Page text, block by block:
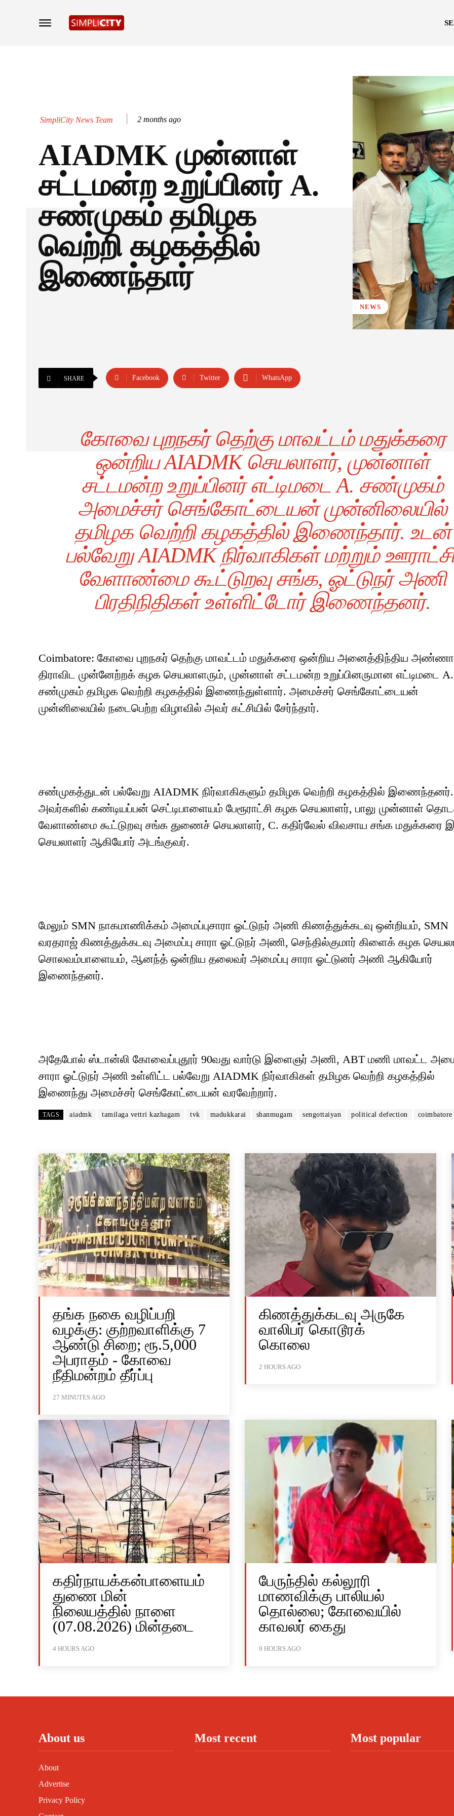
SimpliCity News Team 2 months ago
AIADMK முன்னாள்
சட்டமன்ற உறுப்பினர் A.
சண்முகம் தமிழக
வெற்றி கழகத்தில்
இணைந்தார்
NEWS
SHARE Facebook Twitter WhatsApp
கோவை புறநகர் தெற்கு மாவட்டம் மதுக்கரை
ஒன்றிய AIADMK செயலாளர், முன்னாள்
சட்டமன்ற உறுப்பினர் எட்டிமடை A. சண்முகம்
அமைச்சர் செங்கோட்டையன் முன்னிலையில்
தமிழக வெற்றி கழகத்தில் இணைந்தார். உடன்
பல்வேறு AIADMK நிர்வாகிகள் மற்றும்
வேளாண்மை கூட்டுறவு சங்க, ஓட்டுநர் அணி
பிரதிநிதிகள் உள்ளிட்டோர் இணைந்தனர்.
Coimbatore: கோவை புறநகர் தெற்கு மாவட்டம் மதுக்கரை ஒன்றிய அனைத்திந்திய அண்ணா
திராவிட முன்னேற்றக் கழக செயலாளரும், முன்னாள் சட்டமன்ற உறுப்பினருமான எட்டிமடை A.
சண்முகம் தமிழக வெற்றி கழகத்தில் இணைந்துள்ளார். அமைச்சர் செங்கோட்டையன்
முன்னிலையில் நடைபெற்ற விழாவில் அவர் கட்சியில் சேர்ந்தார்.
சண்முகத்துடன் பல்வேறு AIADMK நிர்வாகிகளும் தமிழக வெற்றி கழகத்தில் இணைந்தனர்.
அவர்களில் கண்டியப்பன் செட்டிபாளையம் பேரூராட்சி கழக செயலாளர், பாலு முன்னாள்
வேளாண்மை கூட்டுறவு சங்க துணைச் செயலாளர், C. கதிர்வேல் விவசாய சங்க
செயலாளர் ஆகியோர் அடங்குவர்.
மேலும் SMN நாகமாணிக்கம் அமைப்புசாரா ஓட்டுநர் அணி கிணத்துக்கடவு ஒன்றியம், SMN
வரதராஜ் கிணத்துக்கடவு அமைப்பு சாரா ஓட்டுநர் அணி, செந்தில்குமார் கிளைக் கழக
சொலவம்பாளையம், ஆனந்த் ஒன்றிய தலைவர் அமைப்பு சாரா ஓட்டுனர் அணி ஆகியோர்
இணைந்தனர்.
அதேபோல் ஸ்டான்லி கோவைப்புதூர் 90வது வார்டு இளைஞர் அணி, ABT மணி மாவட்ட
சாரா ஓட்டுநர் அணி உள்ளிட்ட பல்வேறு AIADMK நிர்வாகிகள் தமிழக வெற்றி கழகத்தில்
இணைந்து அமைச்சர் செங்கோட்டையன் வரவேற்றார்.
TAGS aiadmk tamilaga vettri kazhagam tvk madukkarai shanmugam sengottaiyan political defection
தங்க நகை வழிப்பறி
வழக்கு: குற்றவாளிக்கு 7
ஆண்டு சிறை; ரூ.5,000
அபராதம் - கோவை
நீதிமன்றம் தீர்ப்பு
27 MINUTES AGO
கிணத்துக்கடவு அருகே
வாலிபர் கொடூரக்
கொலை
2 HOURS AGO
கதிர்நாயக்கன்பாளையம்
துணை மின்
நிலையத்தில் நாளை
(07.08.2026) மின்தடை
4 HOURS AGO
பேருந்தில் கல்லூரி
மாணவிக்கு பாலியல்
தொல்லை; கோவையில்
காவலர் கைது
9 HOURS AGO
About us
About
Advertise
Privacy Policy
Most recent Most popular